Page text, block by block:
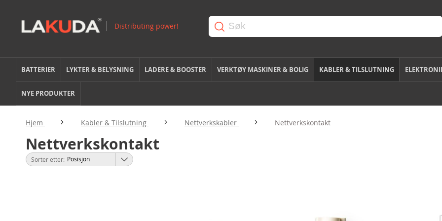
BATTERIER LYKTER & BELYSNING LADERE & BOOSTER VERKTØY MASKINER & BOLIG KABLER & TILSLUTNING
NYE PRODUKTER
Hjem Kabler & Tilslutning Nettverkskabler Nettverkskontakt
Nettverkskontakt
Sorter etter